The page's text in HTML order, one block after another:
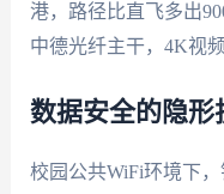
港，路径比直飞多出
中德光纤主干，4K视
数据安全的隐形
校园公共WiFi环境下